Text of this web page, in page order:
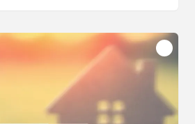
bois et électrique à l'étage -
gaz à condensation LEBLANC 2018
centre-ville, des écoles dans un
! PRIX : 189 000 €